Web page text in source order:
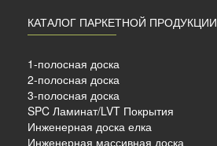
КАТАЛОГ ПАРКЕТНОЙ ПРОДУКЦИИ
1-полосная доска
2-полосная доска
3-полосная доска
SPC Ламинат/LVT Покрытия
Инженерная доска елка
Инженерная массивная доска